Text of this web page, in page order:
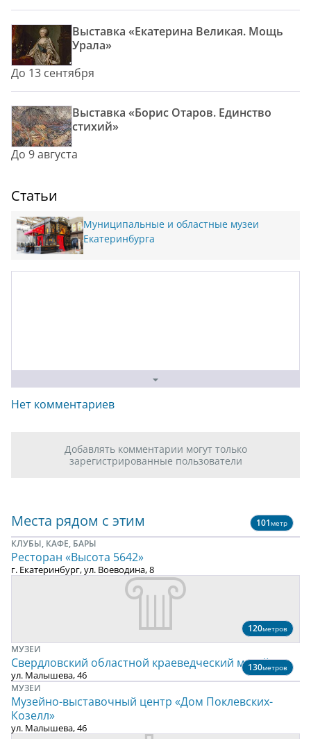
Выставка «Екатерина Великая. Мощь
Урала»
До 13 сентября
Выставка «Борис Отаров. Единство
стихий»
До 9 августа
Статьи
Муниципальные и областные музеи
Екатеринбурга
Нет комментариев
Добавлять комментарии могут только
зарегистрированные пользователи
Места рядом с этим 101метр
КЛУБЫ, КАФЕ, БАРЫ
Ресторан «Высота 5642»
г. Екатеринбург, ул. Воеводина, 8
120метров
МУЗЕИ
Свердловский областной краеведческий музей
ул. Малышева, 46
130метров
МУЗЕИ
Музейно-выставочный центр «Дом Поклевских-
Козелл»
ул. Малышева, 46